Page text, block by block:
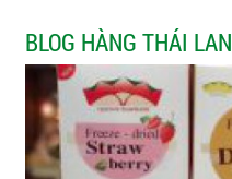
BLOG HÀNG THÁI LAN